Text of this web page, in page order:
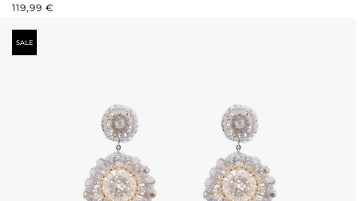
REGULÄRER PREIS:
119,99 €
SALE